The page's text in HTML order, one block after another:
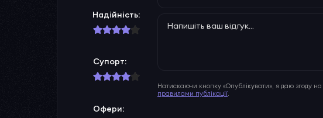
Надійність:
Супорт:
Офери:
Натискаючи кнопку «Опублікувати», я даю згоду на
правилами публікації.